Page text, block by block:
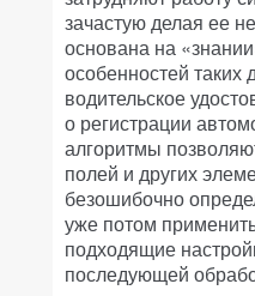
зачастую делая ее
основана на
особенностей таких
водительское
о регистрации
алгоритмы
полей и других
безошибочно
уже потом
подходящие
последующей